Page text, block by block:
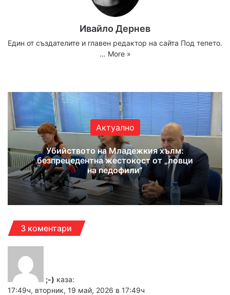
Ивайло Дернев
Един от създателите и главен редактор на сайта Под тепето.
… More »
Актуално
Убийството на Младежкия хълм:
безпрецедентна жестокост от „ловци
на педофили“
3 коментари
;-) каза:
17:49ч, вторник, 19 май, 2026 в 17:49ч